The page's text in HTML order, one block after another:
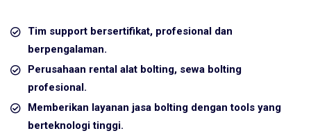
Tim support bersertifikat, profesional dan
berpengalaman.
Perusahaan rental alat bolting, sewa bolting
profesional.
Memberikan layanan jasa bolting dengan tools yang
berteknologi tinggi.